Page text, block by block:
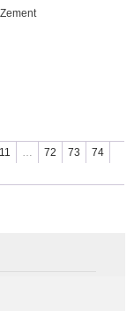
11 … 72 73
74